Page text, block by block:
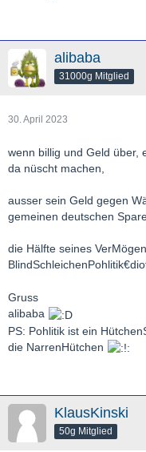
alibaba
31000g Mitglied
30. April 2023
wenn billig und Geld über,
da nüscht machen,
ausser sein Geld gegen
gemeinen deutschen
die Hälfte seines
Gruss
alibaba
PS: Pohlitik ist ein
die NarrenHütchen
KlausKinski
50g Mitglied